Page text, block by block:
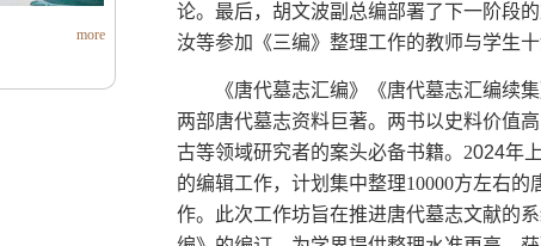
论。最后，胡文波副总编部署了下一阶段
汝等参加《三编》整理工作的教师与学生十
《唐代墓志汇编》《唐代墓志汇编续
两部唐代墓志资料巨著。两书以史料价值
古等领域研究者的案头必备书籍。 2024年
的编辑工作，计划集中整理10000方左右
作。
此次工作坊旨在推进唐代墓志文献的
more